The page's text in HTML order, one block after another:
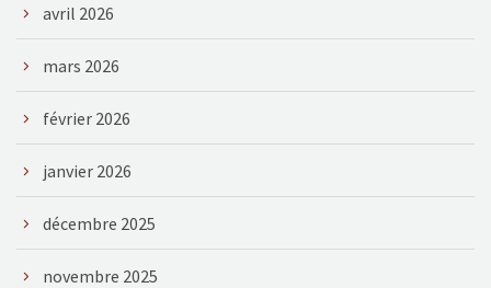
avril 2026
mars 2026
février 2026
janvier 2026
décembre 2025
novembre 2025